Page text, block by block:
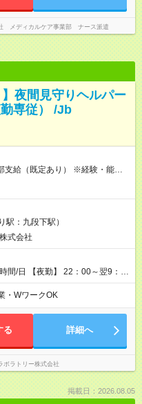
メディカルケア事業部 ナース派遣
】夜間見守りヘルパー
専従） /Jb
給（既定あり） ※経験・能力を
時と異なる部分があります。 雇
給与：時給 1,660円以上
駅：九段下駅）
式会社
間/日 【夜勤】 22：00～翌9：
9時 など ※上記の時間
日での勤務となります）
・WワークOK
る 詳細へ
ボラトリー株式会社
掲載日：2026.08.05